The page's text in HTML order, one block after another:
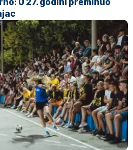
U 27. godini preminuo